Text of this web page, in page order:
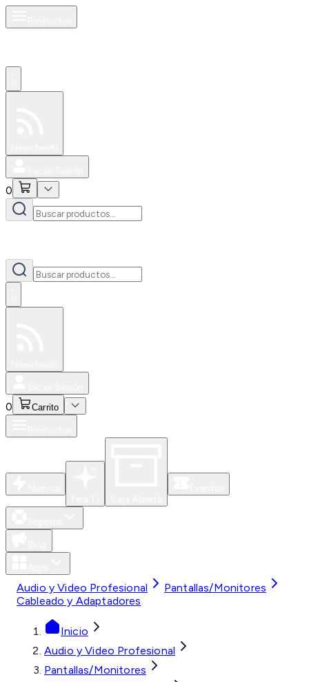
0
0 Carrito
Audio y Video Profesional
Pantallas/Monitores
Cableado y Adaptadores
Inicio
Audio y Video Profesional
Pantallas/Monitores